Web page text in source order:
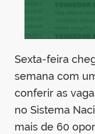
Sexta-feira
semana com
conferir as
no Sistema
mais de 60